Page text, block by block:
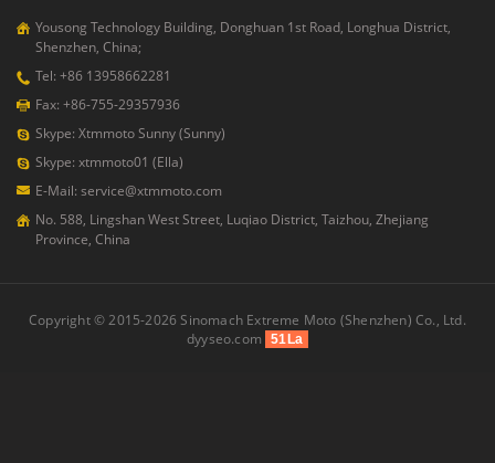
Yousong Technology Building, Donghuan 1st Road, Longhua District,
Shenzhen, China;
Tel: +86 13958662281
Fax: +86-755-29357936
Skype: Xtmmoto Sunny (Sunny)
Skype: xtmmoto01 (Ella)
E-Mail: service@xtmmoto.com
No. 588, Lingshan West Street, Luqiao District, Taizhou, Zhejiang
Province, China
Copyright © 2015-2026 Sinomach Extreme Moto (Shenzhen) Co., Ltd.
dyyseo.com
51La